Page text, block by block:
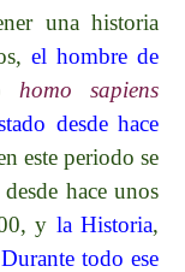
una historia
el hombre de
homo sapiens
desde hace
este periodo se
desde hace unos
y la Historia,
Durante todo ese